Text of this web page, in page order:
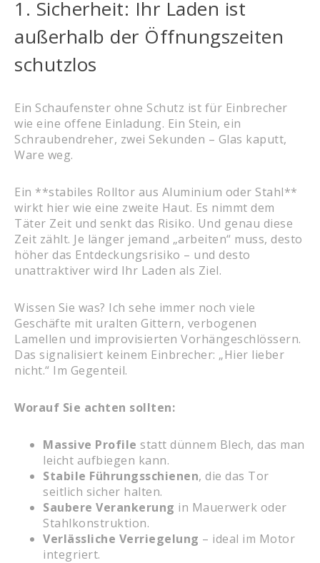
1. Sicherheit: Ihr Laden ist
außerhalb der Öffnungszeiten
schutzlos
Ein Schaufenster ohne Schutz ist für Einbrecher
wie eine offene Einladung. Ein Stein, ein
Schraubendreher, zwei Sekunden – Glas kaputt,
Ware weg.
Ein **stabiles Rolltor aus Aluminium oder Stahl**
wirkt hier wie eine zweite Haut. Es nimmt dem
Täter Zeit und senkt das Risiko. Und genau diese
Zeit zählt. Je länger jemand „arbeiten“ muss, desto
höher das Entdeckungsrisiko – und desto
unattraktiver wird Ihr Laden als Ziel.
Wissen Sie was? Ich sehe immer noch viele
Geschäfte mit uralten Gittern, verbogenen
Lamellen und improvisierten Vorhängeschlössern.
Das signalisiert keinem Einbrecher: „Hier lieber
nicht.“ Im Gegenteil.
Worauf Sie achten sollten:
Massive Profile statt dünnem Blech, das man
leicht aufbiegen kann.
Stabile Führungsschienen, die das Tor
seitlich sicher halten.
Saubere Verankerung in Mauerwerk oder
Stahlkonstruktion.
Verlässliche Verriegelung – ideal im Motor
integriert.